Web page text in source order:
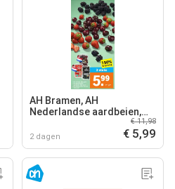
AH Bramen, AH
Nederlandse aardbeien,
AH Nederlandse kersen
2 dagen
€ 11,98
€ 5,99